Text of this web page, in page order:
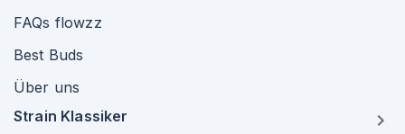
FAQs flowzz
Best Buds
Über uns
Strain Klassiker